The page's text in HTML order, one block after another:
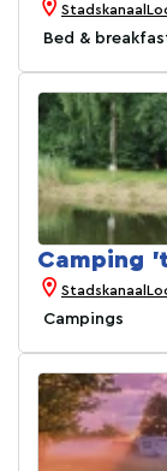
Stadskanaal
Bed &
Camping
Stadskanaal
Campings